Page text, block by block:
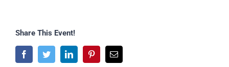
Share This Event!
FacebookTwitterLinkedInPinterestE-
Mail